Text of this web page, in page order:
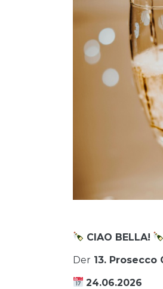
CIAO BELLA!
Der 13. Prosecco
24.06.2026